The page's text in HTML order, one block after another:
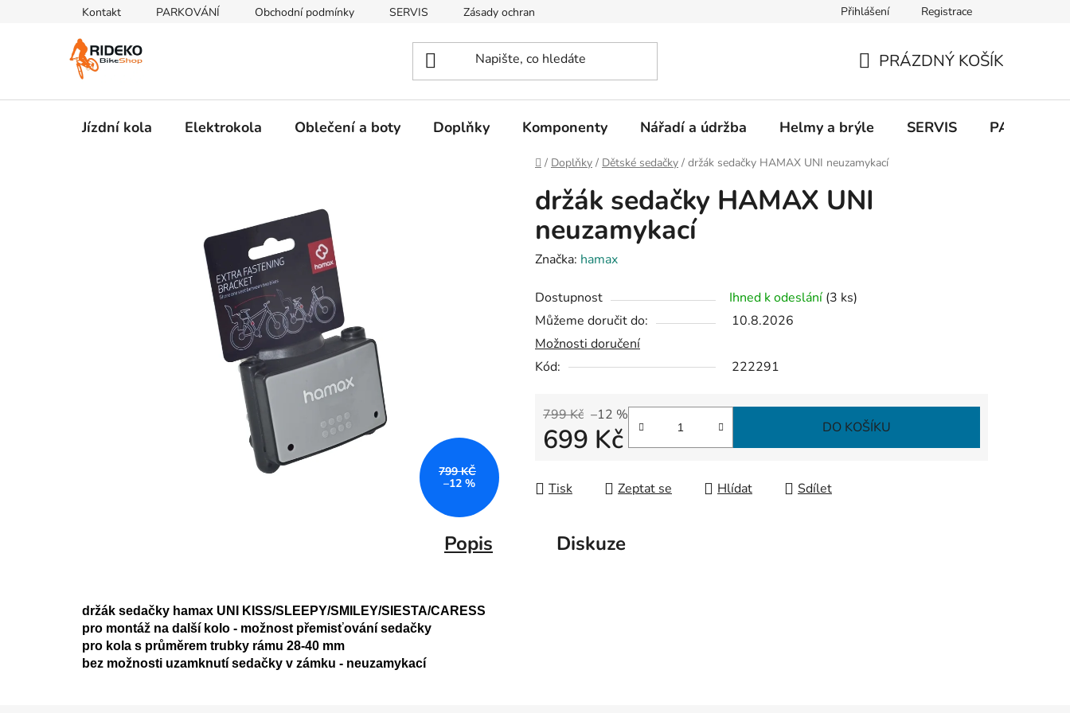
Kontakt PARKOVÁNÍ Obchodní podmínky SERVIS Zásady ochrany osobních údajů Přihlášení Registrace
KOŠÍK
PRÁZDNÝ KOŠÍK
Jízdní kola Elektrokola Oblečení a boty Doplňky Komponenty Nářadí a údržba Helmy a brýle SERVIS
Domů
/ Doplňky / Dětské sedačky / držák sedačky HAMAX UNI neuzamykací
držák sedačky HAMAX UNI
neuzamykací
Značka: hamax
Dostupnost Ihned k odeslání (3 ks)
Můžeme doručit do:
10.8.2026
Možnosti doručení
Kód:
222291
799 Kč –12 %
699 Kč DO KOŠÍKU
Tisk Zeptat se Hlídat Sdílet
799 KČ
–12 %
Popis Diskuze
držák sedačky hamax UNI KISS/SLEEPY/SMILEY/SIESTA/CARESS
pro montáž na další kolo - možnost přemisťování sedačky
pro kola s průměrem trubky rámu 28-40 mm
bez možnosti uzamknutí sedačky v zámku - neuzamykací